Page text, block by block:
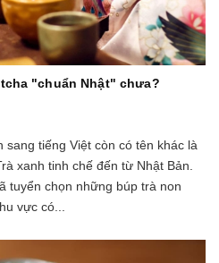
"chuẩn Nhật" chưa?
sang tiếng Việt còn có tên khác là
xanh tinh chế đến từ Nhật Bản.
tuyển chọn những búp trà non
vực có...